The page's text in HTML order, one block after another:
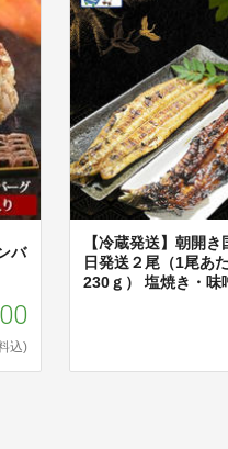
バ
込)
【冷蔵発送】朝開
日発送２尾（1尾あ
230ｇ） 塩焼き・味